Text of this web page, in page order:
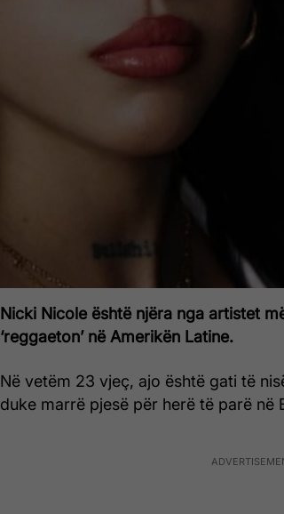
Nicki Nicole është njëra nga artistet
‘reggaeton’ në Amerikën Latine.
Në vetëm 23 vjeç, ajo është gati të
duke marrë pjesë për herë të parë në